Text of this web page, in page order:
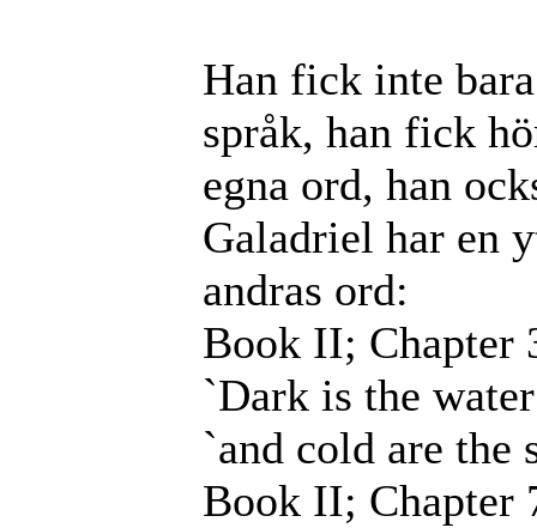
Han fick inte
språk, han fick
egna ord, han
Galadriel har en
andras ord:
Book II; Chapter
`Dark is the
`and cold are
Book II; Chapter